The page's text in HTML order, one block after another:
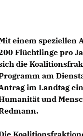
einem speziellen
Flüchtlinge pro
die
am
im Landtag
und